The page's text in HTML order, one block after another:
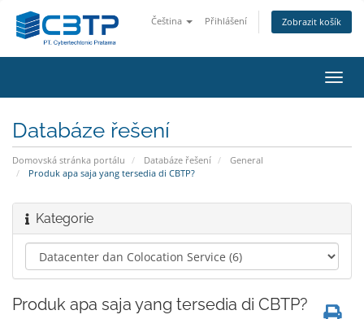
Čeština Přihlášení Zobrazit košík
Databáze řešení
Domovská stránka portálu Databáze řešení
General
Produk apa saja yang tersedia di CBTP?
Kategorie
Produk apa saja yang tersedia di CBTP?